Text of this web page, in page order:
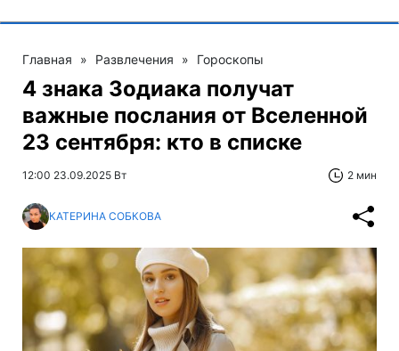
Главная » Развлечения » Гороскопы
4 знака Зодиака получат
важные послания от Вселенной
23 сентября: кто в списке
12:00 23.09.2025 Вт 2 мин
КАТЕРИНА СОБКОВА